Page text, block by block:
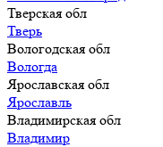
Тверская обл
Тверь
Вологодская обл
Вологда
Ярославская обл
Ярославль
Владимирская обл
Владимир